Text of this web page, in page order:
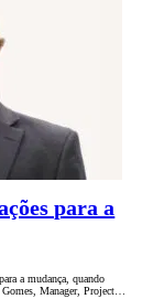
para a
a mudança, quando
Gomes, Manager, Project…